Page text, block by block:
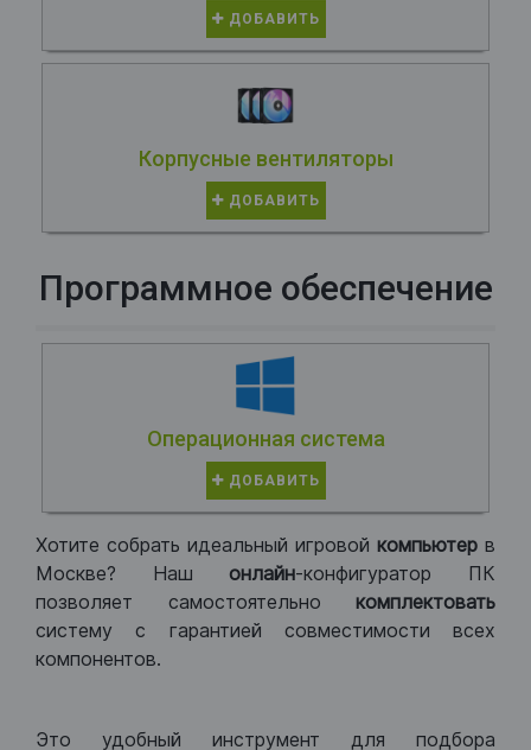
ДОБАВИТЬ
Корпусные вентиляторы
ДОБАВИТЬ
Программное обеспечение
Операционная система
ДОБАВИТЬ
Хотите собрать идеальный игровой компьютер в
Москве? Нашонлайн-конфигуратор ПК
позволяет самостоятельно комплектовать
систему с гарантией совместимости всех
компонентов.
Это удобный инструмент для подбора